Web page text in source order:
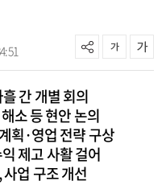
간 개별 회의
소 등 현안 논의
획·영업 전략 구상
제고 사활 걸어
업 구조 개선